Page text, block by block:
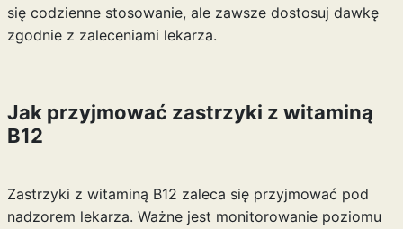
się codzienne stosowanie, ale zawsze dostosuj dawkę
zgodnie z zaleceniami lekarza.
Jak przyjmować zastrzyki z witaminą
B12
Zastrzyki z witaminą B12 zaleca się przyjmować pod
nadzorem lekarza. Ważne jest monitorowanie poziomu